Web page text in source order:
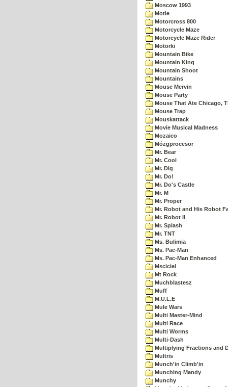
Moscow 1993
Motie
Motorcross 800
Motorcycle Maze
Motorcycle Maze Rider
Motorki
Mountain Bike
Mountain King
Mountain Shoot
Mountains
Mouse Mervin
Mouse Party
Mouse That Ate Chicago,
Mouse Trap
Mouskattack
Movie Musical Madness
Mozaico
Mózgprocesor
Mr. Bear
Mr. Cool
Mr. Dig
Mr. Do!
Mr. Do's Castle
Mr. M
Mr. Proper
Mr. Robot and His Robot
Mr. Robot II
Mr. Splash
Mr. TNT
Ms. Bulimia
Ms. Pac-Man
Ms. Pac-Man Enhanced
Msciciel
Mt Rock
Muchblastesz
Muff
M.U.L.E
Mule Wars
Multi Master-Mind
Multi Race
Multi Worms
Multi-Dash
Multiplying Fractions and
Multris
Munch'in Climb'in
Munching Mandy
Munchy